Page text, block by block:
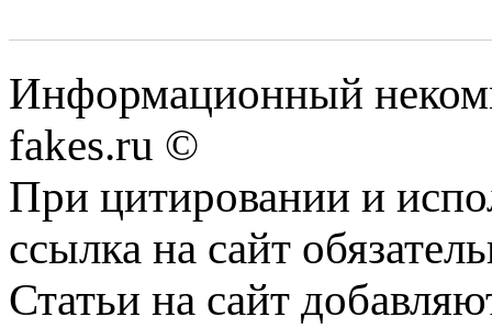
Информационный
fakes.ru ©
При цитировании и
ссылка на сайт
Статьи на сайт